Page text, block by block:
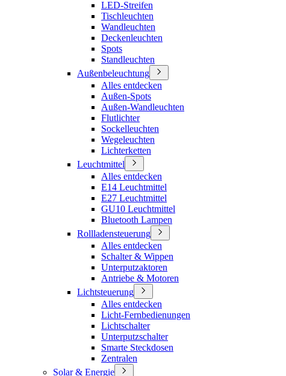
LED-Streifen
Tischleuchten
Wandleuchten
Deckenleuchten
Spots
Standleuchten
Außenbeleuchtung
Alles entdecken
Außen-Spots
Außen-Wandleuchten
Flutlichter
Sockelleuchten
Wegeleuchten
Lichterketten
Leuchtmittel
Alles entdecken
E14 Leuchtmittel
E27 Leuchtmittel
GU10 Leuchtmittel
Bluetooth Lampen
Rollladensteuerung
Alles entdecken
Schalter & Wippen
Unterputzaktoren
Antriebe & Motoren
Lichtsteuerung
Alles entdecken
Licht-Fernbedienungen
Lichtschalter
Unterputzschalter
Smarte Steckdosen
Zentralen
Solar & Energie